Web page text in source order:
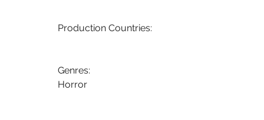
Production Countries:
Genres:
Horror